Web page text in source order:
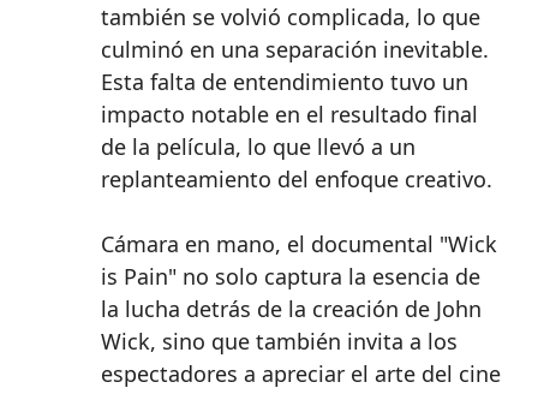
también se volvió complicada, lo que
culminó en una separación inevitable.
Esta falta de entendimiento tuvo un
impacto notable en el resultado final
de la película, lo que llevó a un
replanteamiento del enfoque creativo.
Cámara en mano, el documental "Wick
is Pain" no solo captura la esencia de
la lucha detrás de la creación de John
Wick, sino que también invita a los
espectadores a apreciar el arte del cine